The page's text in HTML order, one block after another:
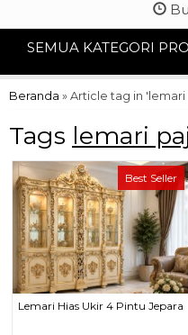
SEMUA KATEGORI
Beranda » Article tag in 'lemari
Tags lemari
Best Seller
Lemari Hias Ukir 4 Pintu Jepara